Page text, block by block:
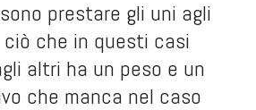
prestare gli uni agli
che in questi casi
altri ha un peso e un
che manca nel caso